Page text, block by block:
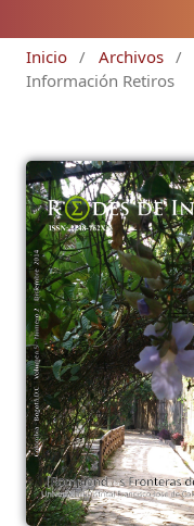
Inicio / Archivos /
Información Retiros